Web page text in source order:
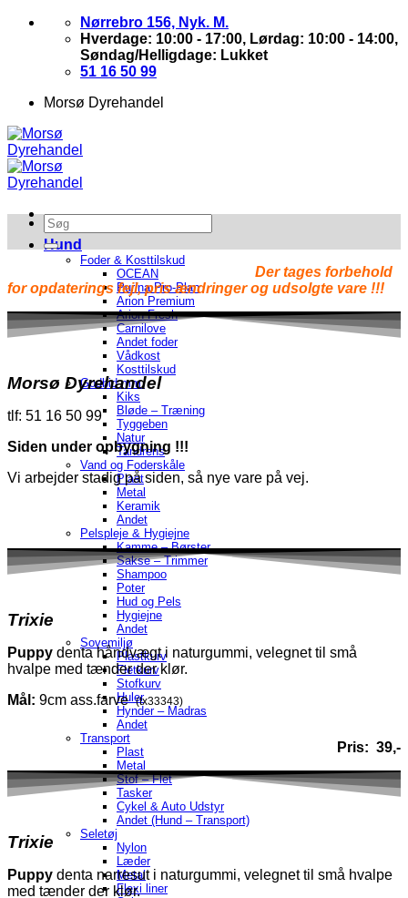
Skip
Nørrebro 156, Nyk. M.
Hverdage: 10:00 - 17:00, Lørdag: 10:00 - 14:00,
Søndag/Helligdage: Lukket
51 16 50 99
Morsø Dyrehandel
Hund
Foder & Kosttilskud
OCEAN
Purina Pro-Plan
Arion Premium
Arion Fresh
Carnilove
Andet foder
Vådkost
Kosttilskud
Godbid mm.
Kiks
Bløde – Træning
Tyggeben
Natur
Tandrens
Vand og Foderskåle
Plast
Metal
Keramik
Andet
Pelspleje & Hygiejne
Kamme – Børster
Sakse – Trimmer
Shampoo
Poter
Hud og Pels
Hygiejne
Andet
Sovemiljø
Plastkurv
Fletkurv
Stofkurv
Huler
Hynder – Madras
Andet
Transport
Plast
Metal
Stof – Flet
Tasker
Cykel & Auto Udstyr
Andet (Hund – Transport)
Seletøj
Nylon
Læder
Metal
Flexi liner
Der tages forbehold
for opdaterings fejl, pris ændringer og udsolgte vare !!!
Morsø Dyrehandel
tlf: 51 16 50 99
Siden under opbygning !!!
Vi arbejder stadig på siden, så nye vare på vej.
Trixie
Puppy denta håndvægt i naturgummi, velegnet til små
hvalpe med tænder der klør.
Mål: 9cm ass.farve(tx33343)
Pris: 39,-
Trixie
Puppy denta narresut i naturgummi, velegnet til små hvalpe
med tænder der klør.